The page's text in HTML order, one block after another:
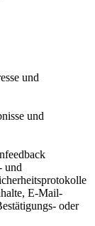
und
und
und
E-Mail-
oder